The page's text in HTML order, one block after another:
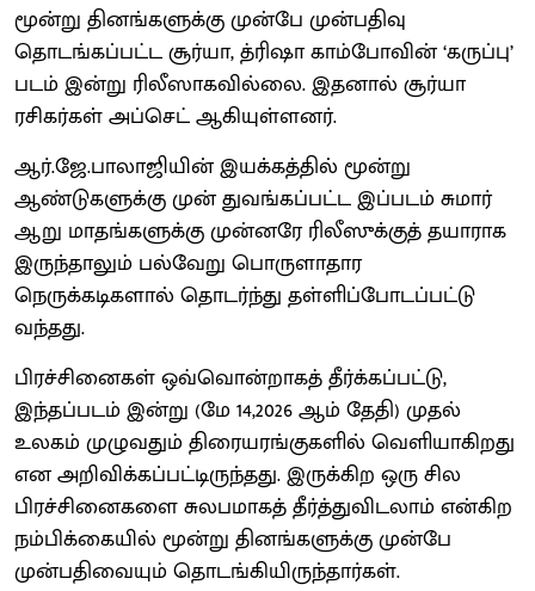
மூன்று தினங்களுக்கு முன்பே முன்பதிவு
தொடங்கப்பட்ட சூர்யா, த்ரிஷா காம்போவின் ‘கருப்பு’
படம் இன்று ரிலீஸாகவில்லை. இதனால் சூர்யா
ரசிகர்கள் அப்செட் ஆகியுள்ளனர்.
ஆர்.ஜே.பாலாஜியின் இயக்கத்தில் மூன்று
ஆண்டுகளுக்கு முன் துவங்கப்பட்ட இப்படம் சுமார்
ஆறு மாதங்களுக்கு முன்னரே ரிலீஸுக்குத் தயாராக
இருந்தாலும் பல்வேறு பொருளாதார
நெருக்கடிகளால் தொடர்ந்து தள்ளிப்போடப்பட்டு
வந்தது.
பிரச்சினைகள் ஒவ்வொன்றாகத் தீர்க்கப்பட்டு,
இந்தப்படம் இன்று (மே 14,2026 ஆம் தேதி) முதல்
உலகம் முழுவதும் திரையரங்குகளில் வெளியாகிறது
என அறிவிக்கப்பட்டிருந்தது. இருக்கிற ஒரு சில
பிரச்சினைகளை சுலபமாகத் தீர்த்துவிடலாம் என்கிற
நம்பிக்கையில் மூன்று தினங்களுக்கு முன்பே
முன்பதிவையும் தொடங்கியிருந்தார்கள்.